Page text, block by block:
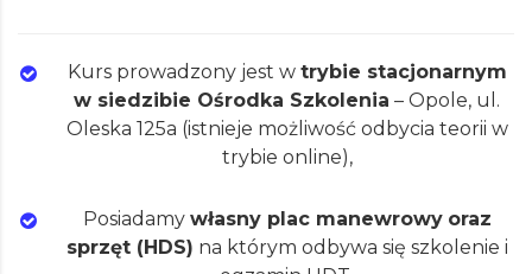
Kurs prowadzony jest w trybie stacjonarnym
w siedzibie Ośrodka Szkolenia – Opole, ul.
Oleska 125a (istnieje możliwość odbycia teorii w
trybie online),
Posiadamy własny plac manewrowy oraz
sprzęt (HDS) na którym odbywa się szkolenie i